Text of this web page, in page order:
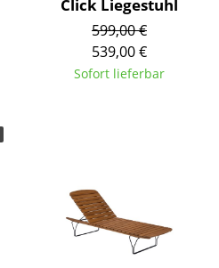
Click Liegestuhl
599,00 €
539,00 €
Sofort lieferbar